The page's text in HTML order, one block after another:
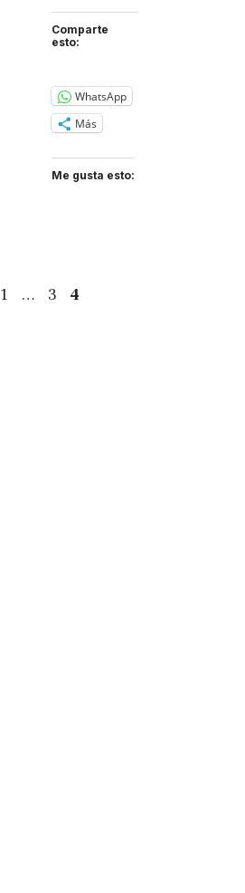
Comparte
esto:
WhatsApp
Más
Me gusta esto:
Página
1 … Página
3 Página
4